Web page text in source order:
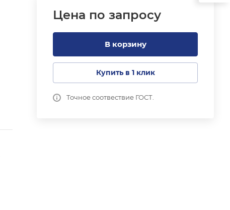
Цена по запросу
В корзину
Купить в 1 клик
Точное соотвествие ГОСТ.